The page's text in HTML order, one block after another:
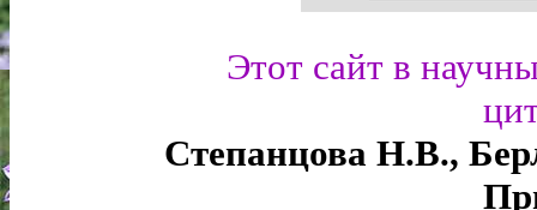
Этот сайт в
Степанцова Н.В.,